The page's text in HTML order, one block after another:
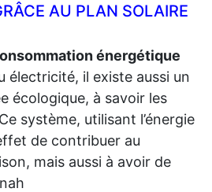
AU PLAN SOLAIRE
énergétique
électricité, il existe aussi un
écologique, à savoir les
système, utilisant l’énergie
de contribuer au
mais aussi à avoir de